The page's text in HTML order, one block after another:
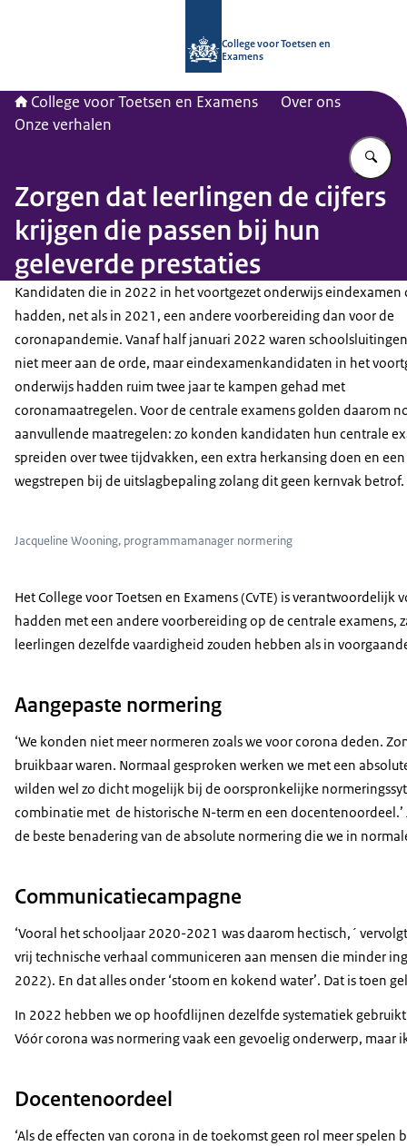
College voor Toetsen en
Examens
College voor Toetsen en Examens
Over ons
Onze verhalen
Zorgen dat leerlingen de cijfers
krijgen die passen bij hun
geleverde prestaties
Kandidaten die in 2022 in het voortgezet onderwijs eindexamen
hadden, net als in 2021, een andere voorbereiding dan voor de
coronapandemie. Vanaf half januari 2022 waren
niet meer aan de orde, maar eindexamenkandidaten in het
onderwijs hadden ruim twee jaar te kampen gehad met
coronamaatregelen. Voor de centrale examens golden daarom
aanvullende maatregelen: zo konden kandidaten hun centrale
spreiden over twee tijdvakken, een extra herkansing doen en
wegstrepen bij de uitslagbepaling zolang dit geen kernvak
Jacqueline Wooning, programmamanager normering
Het College voor Toetsen en Examens (CvTE) is
hadden met een andere voorbereiding op de centrale
leerlingen dezelfde vaardigheid zouden hebben als in
Aangepaste normering
‘We konden niet meer normeren zoals we voor corona deden.
bruikbaar waren. Normaal gesproken werken we met een
wilden wel zo dicht mogelijk bij de oorspronkelijke
combinatie met de historische N-term en een docentenoordeel.’
de beste benadering van de absolute normering die we in
Communicatiecampagne
‘Vooral het schooljaar 2020-2021 was daarom hectisch,´
vrij technische verhaal communiceren aan mensen die minder
2022). En dat alles onder ‘stoom en kokend water’. Dat is toen
In 2022 hebben we op hoofdlijnen dezelfde systematiek
Vóór corona was normering vaak een gevoelig onderwerp,
Docentenoordeel
‘Als de effecten van corona in de toekomst geen rol meer